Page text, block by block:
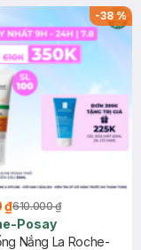
-38%
₫610.000 ₫
Posay
Nắng La Roche-